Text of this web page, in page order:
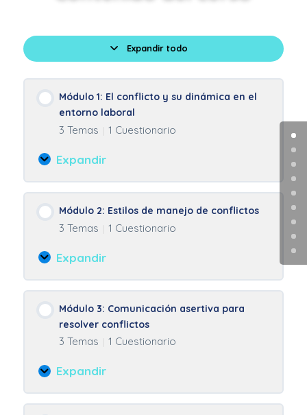
Expandir todo
Lecciones
Módulo 1: El conflicto y su dinámica en el
entorno laboral
3 Temas 1 Cuestionario
Expandir
Módulo
1:
conflicto
y
dinámica
el
entorno
laboral
Módulo 2: Estilos de manejo de conflictos
3 Temas 1 Cuestionario
Expandir
Módulo
2:
de
manejo
de
Módulo 3: Comunicación asertiva para
resolver conflictos
3 Temas 1 Cuestionario
Expandir
Módulo
3: